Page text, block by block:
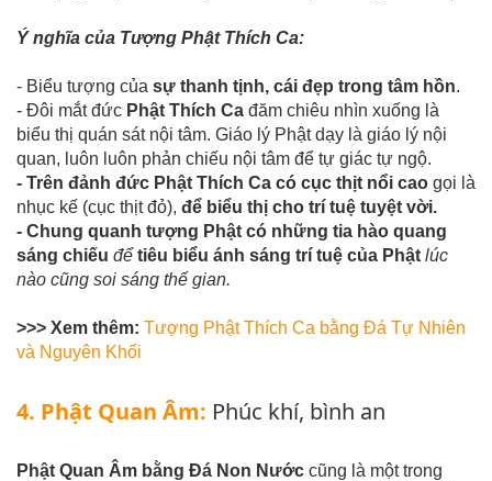
Ý nghĩa của Tượng Phật Thích Ca:
- Biểu tượng của sự thanh tịnh, cái đẹp trong tâm hồn.
- Đôi mắt đức Phật Thích Ca đăm chiêu nhìn xuống là
biểu thị quán sát nội tâm. Giáo lý Phật dạy là giáo lý nội
quan, luôn luôn phản chiếu nội tâm để tự giác tự ngộ.
- Trên đảnh đức Phật Thích Ca có cục thịt nổi cao gọi là
nhục kế (cục thịt đỏ), để biểu thị cho trí tuệ tuyệt vời.
- Chung quanh tượng Phật có những tia hào quang
sáng chiếu đểtiêu biểu ánh sáng trí tuệ của Phật lúc
nào cũng soi sáng thế gian.
>>> Xem thêm: Tượng Phật Thích Ca bằng Đá Tự Nhiên
và Nguyên Khối
4. Phật Quan Âm: Phúc khí, bình an
Phật Quan Âm bằng Đá Non Nước cũng là một trong